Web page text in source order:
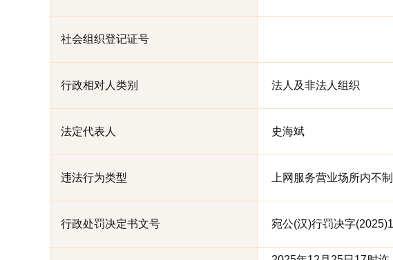
社会组织登记证号
行政相对人类别 法人及非法人组织
法定代表人 史海斌
违法行为类型 上网服务营业场所内不
行政处罚决定书文号 宛公(汉)行罚决字